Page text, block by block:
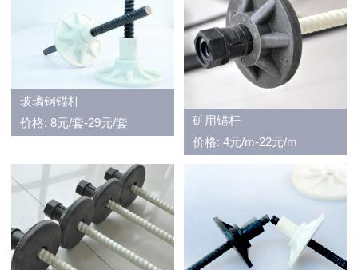
玻璃钢锚杆
价格: 8元/套-29元/套
矿用锚杆
价格: 4元/m-22元/m